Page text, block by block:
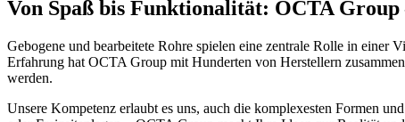
Von Spaß bis Funktionalität: OCTA
Gebogene und bearbeitete Rohre spielen eine zentrale Rolle in
Erfahrung hat OCTA Group mit Hunderten von Herstellern
werden.
Unsere Kompetenz erlaubt es uns, auch die komplexesten Formen